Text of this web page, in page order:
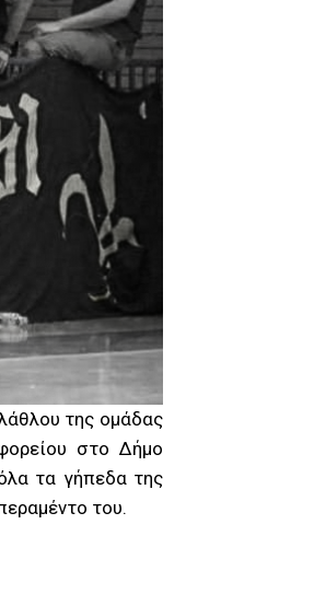
της ομάδας
στο Δήμο
τα γήπεδα της
του.